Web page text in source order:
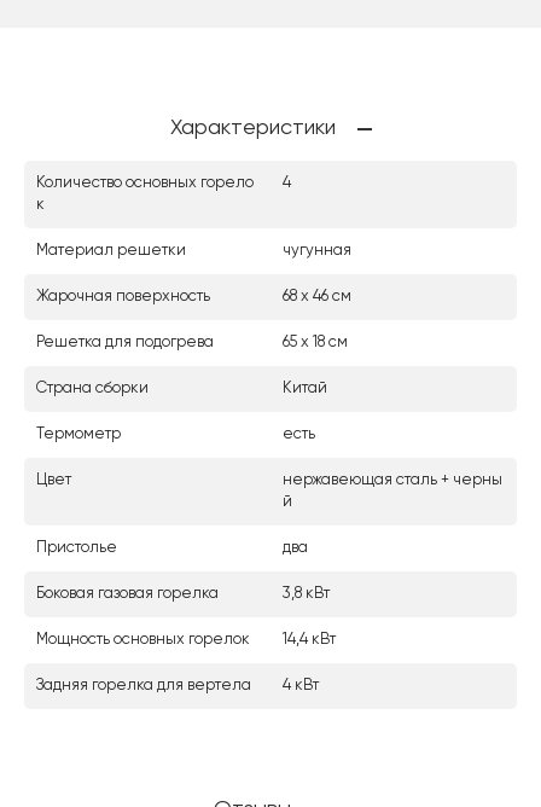
Характеристики
Количество основных горело
к
4
Материал решетки чугунная
Жарочная поверхность 68 х 46 см
Решетка для подогрева 65 х 18 см
Страна сборки Китай
Термометр есть
Цвет
нержавеющая сталь + черны
й
Пристолье два
Боковая газовая горелка 3,8 кВт
Мощность основных горелок 14,4 кВт
Задняя горелка для вертела 4 кВт